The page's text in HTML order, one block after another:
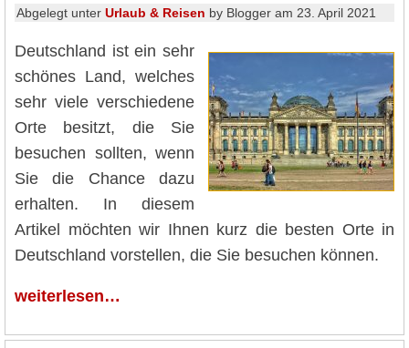
Abgelegt unter Urlaub & Reisen by Blogger am 23. April 2021
Deutschland ist ein sehr
schönes Land, welches
sehr viele verschiedene
Orte besitzt, die Sie
besuchen sollten, wenn
Sie die Chance dazu
erhalten. In diesem
Artikel möchten wir Ihnen kurz die besten Orte in
Deutschland vorstellen, die Sie besuchen können.
weiterlesen…